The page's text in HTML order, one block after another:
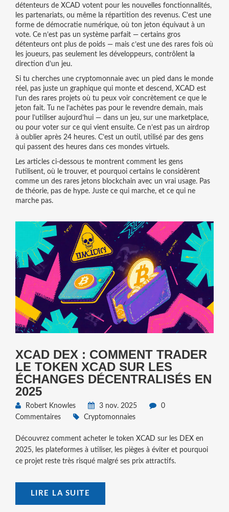
détenteurs de XCAD votent pour les nouvelles fonctionnalités,
les partenariats, ou même la répartition des revenus. C’est une
forme de démocratie numérique, où ton jeton équivaut à un
vote. Ce n’est pas un système parfait — certains gros
détenteurs ont plus de poids — mais c’est une des rares fois où
les joueurs, pas seulement les développeurs, contrôlent la
direction d’un jeu.
Si tu cherches une cryptomonnaie avec un pied dans le monde
réel, pas juste un graphique qui monte et descend, XCAD est
l’un des rares projets où tu peux voir concrètement ce que le
jeton fait. Tu ne l’achètes pas pour le revendre demain, mais
pour l’utiliser aujourd’hui — dans un jeu, sur une marketplace,
ou pour voter sur ce qui vient ensuite. Ce n’est pas un airdrop
à oublier après 24 heures. C’est un outil, utilisé par des gens
qui passent des heures dans ces mondes virtuels.
Les articles ci-dessous te montrent comment les gens
l’utilisent, où le trouver, et pourquoi certains le considèrent
comme un des rares jetons blockchain avec un vrai usage. Pas
de théorie, pas de hype. Juste ce qui marche, et ce qui ne
marche pas.
XCAD DEX : COMMENT TRADER
LE TOKEN XCAD SUR LES
ÉCHANGES DÉCENTRALISÉS EN
2025
Robert Knowles 3 nov. 2025
0
Commentaires
Cryptomonnaies
Découvrez comment acheter le token XCAD sur les DEX en
2025, les plateformes à utiliser, les pièges à éviter et pourquoi
ce projet reste très risqué malgré ses prix attractifs.
LIRE LA SUITE